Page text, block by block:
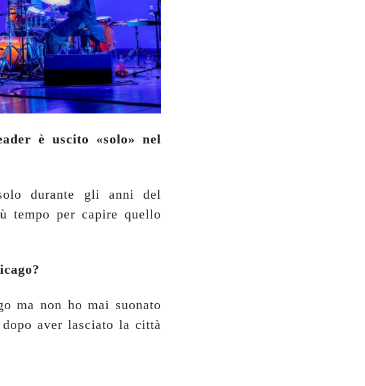
è uscito «solo» nel
durante gli anni del
tempo per capire quello
ma non ho mai suonato
aver lasciato la città